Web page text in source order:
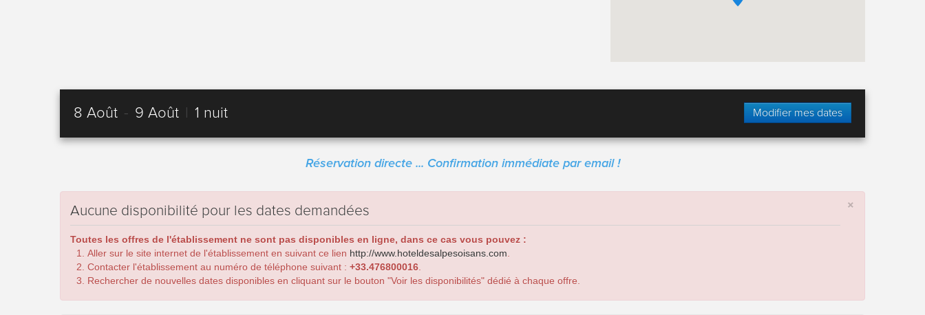
8 Août - 9 Août 1 nuit Modifier mes dates
Réservation directe ... Confirmation immédiate par email !
×
Aucune disponibilité pour les dates demandées
Toutes les offres de l'établissement ne sont pas disponibles en ligne, dans ce cas vous pouvez :
Aller sur le site internet de l'établissement en suivant ce lien http://www.hoteldesalpesoisans.com
Contacter l'établissement au numéro de téléphone suivant : +33.476800016
Rechercher de nouvelles dates disponibles en cliquant sur le bouton "Voir les disponibilités" dédié à chaque offre.